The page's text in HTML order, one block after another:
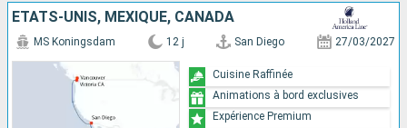
ÉTATS-UNIS, MEXIQUE, CANADA
MS Koningsdam 12 j San Diego 27/03/2027
Cuisine Raffinée
Animations à bord exclusives
Expérience Premium